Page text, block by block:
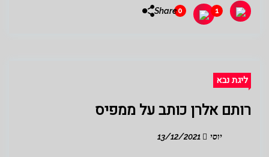
1
0
Share
ליגת נבא
רותם אלרן כותב על ממפיס
יוסי